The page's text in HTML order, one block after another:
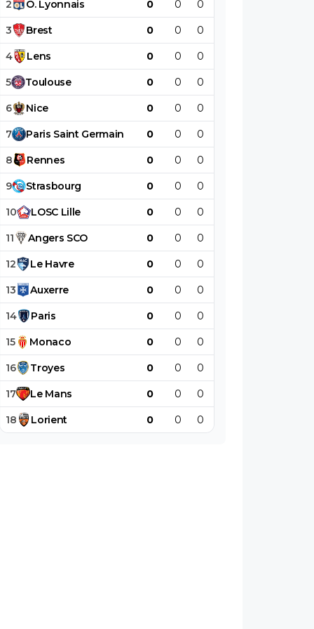
2 O. Lyonnais 0 0 0
3 Brest 0 0 0
4 Lens 0 0 0
5 Toulouse 0 0 0
6 Nice 0 0 0
7 Paris Saint Germain 0 0 0
8 Rennes 0 0 0
9 Strasbourg 0 0 0
10 LOSC Lille 0 0 0
11 Angers SCO 0 0 0
12 Le Havre 0 0 0
13 Auxerre 0 0 0
14 Paris 0 0 0
15 Monaco 0 0 0
16 Troyes 0 0 0
17 Le Mans 0 0 0
18 Lorient 0 0 0